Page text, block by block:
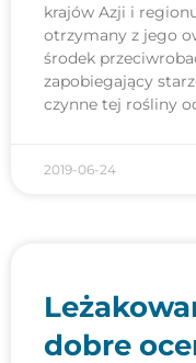
krajów Azji i
otrzymany z jego
środek
zapobiegający
czynne tej rośliny
2019-06-24
dobre